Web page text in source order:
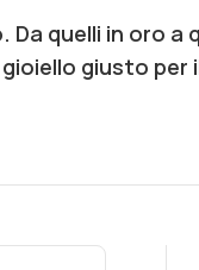
quelli in oro a
giusto per